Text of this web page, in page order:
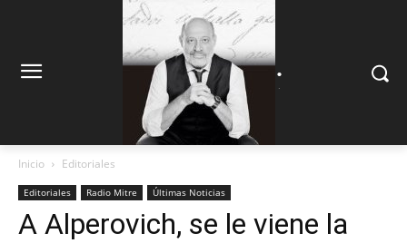
.
Inicio Editoriales
Editoriales Radio Mitre Últimas Noticias
A Alperovich, se le viene la